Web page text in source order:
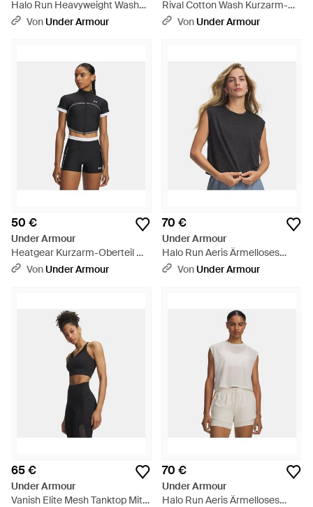
Halo Run Heavyweight Wash
Tour Kurzarm-Oberteil Für
VonUnder Armour
Rival Cotton Wash Kurzarm-
Oberteil Für Damen Wind
VonUnder Armour
50 €
Under Armour
Heatgear Kurzarm-Oberteil Mit
Durchgehendem Zip Für
VonUnder Armour
70 €
Under Armour
Halo Run Aeris Ärmelloses
Oberteil Für Damen Ultimate
VonUnder Armour
65 €
Under Armour
Vanish Elite Mesh Tanktop Mit
70 €
Under Armour
Halo Run Aeris Ärmelloses